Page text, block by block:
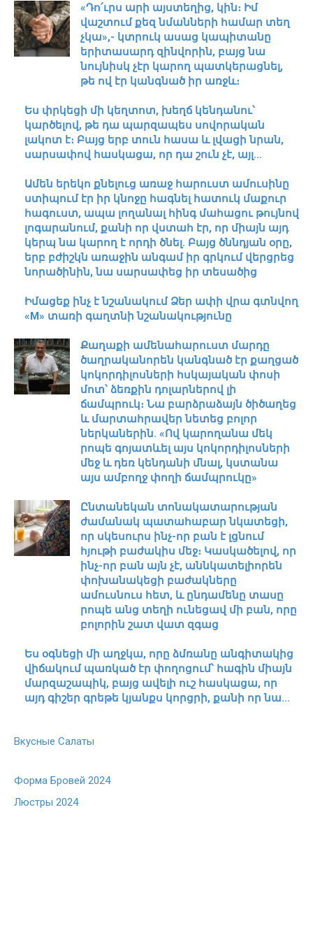
«Դո՛ւրս արի այստեղից, կին։ Իմ
վաշտում քեզ նմանների համար տեղ
չկա»,- կտրուկ ասաց կապիտանը
երիտասարդ զինվորին, բայց նա
նույնիսկ չէր կարող պատկերացնել,
թե ով էր կանգնած իր առջև։
Ես փրկեցի մի կեղտոտ, խեղճ կենդանու՝
կարծելով, թե դա պարզապես սովորական
լակոտ է։ Բայց երբ տուն հասա և լվացի նրան,
սարսափով հասկացա, որ դա շուն չէ, այլ…
Ամեն երեկո քնելուց առաջ հարուստ ամուսինը
ստիպում էր իր կնոջը հագնել հատուկ մաքուր
հագուստ, ապա լողանալ հինգ մահացու թույնով
լոգարանում, քանի որ վստահ էր, որ միայն այդ
կերպ նա կարող է որդի ծնել. Բայց ծննդյան օրը,
երբ բժիշկն առաջին անգամ իր գրկում վերցրեց
նորածինին, նա սարսափեց իր տեսածից
Իմացեք ինչ է նշանակում Ձեր ափի վրա գտնվող
«M» տառի գաղտնի նշանակությունը
Քաղաքի ամենահարուստ մարդը
ծաղրականորեն կանգնած էր քաղցած
կոկորդիլոսների հսկայական փոսի
մոտ՝ ձեռքին դոլարներով լի
ճամպրուկ։ Նա բարձրաձայն ծիծաղեց
և մարտահրավեր նետեց բոլոր
ներկաներին. «Ով կարողանա մեկ
րոպե գոյատևել այս կոկորդիլոսների
մեջ և դեռ կենդանի մնալ, կստանա
այս ամբողջ փողի ճամպրուկը»
Ընտանեկան տոնակատարության
ժամանակ պատահաբար նկատեցի,
որ սկեսուրս ինչ-որ բան է լցնում
հյութի բաժակիս մեջ։ Կասկածելով, որ
ինչ-որ բան այն չէ, աննկատելիորեն
փոխանակեցի բաժակները
ամուսնուս հետ, և ընդամենը տասը
րոպե անց տեղի ունեցավ մի բան, որը
բոլորին շատ վատ զգաց
Ես օգնեցի մի աղջկա, որը ձմռանը անգիտակից
վիճակում պառկած էր փողոցում՝ հագին միայն
մարզաշապիկ, բայց ավելի ուշ հասկացա, որ
այդ գիշեր գրեթե կյանքս կորցրի, քանի որ նա…
Вкусные Салаты
Форма Бровей 2024
Люстры 2024